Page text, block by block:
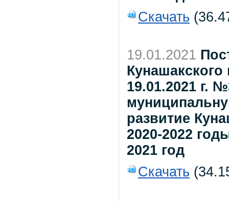
Скачать
19.01.2021
19.01.2021 г.
развитие
2020-2022
2021 год
Скачать